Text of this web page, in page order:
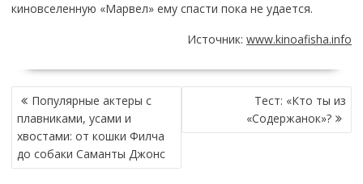
киновселенную «Марвел» ему спасти пока не удается.
Источник:www.kinoafisha.info
НАВИГАЦИЯ
ПО
ЗАПИСЯМ
Популярные актеры с
плавниками, усами и
хвостами: от кошки Филча
до собаки Саманты Джонс
Тест: «Кто ты из
«Содержанок»?